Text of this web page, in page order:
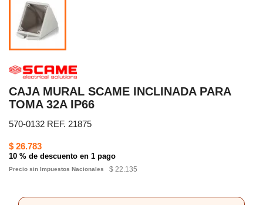
CAJA MURAL SCAME INCLINADA PARA
TOMA 32A IP66
570-0132 REF. 21875
$ 26.783
10 % de descuento en 1 pago
Precio sin Impuestos Nacionales $ 22.135